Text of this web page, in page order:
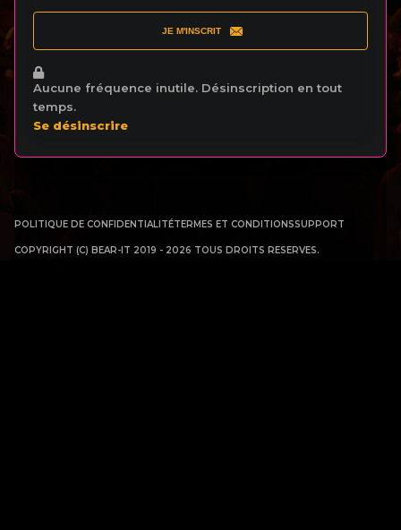
JE M'INSCRIT
Aucune fréquence inutile. Désinscription en tout
temps.
Se désinscrire
POLITIQUE DE CONFIDENTIALITÉTERMES ET CONDITIONSSUPPORT
COPYRIGHT (C) BEAR-IT 2019 - 2026 TOUS DROITS RESERVES.